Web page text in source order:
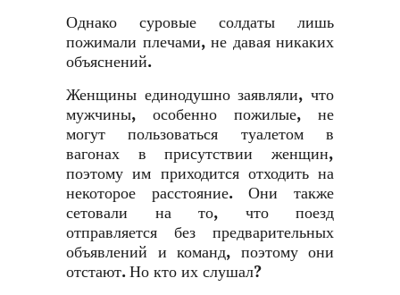
Однако суровые солдаты лишь
пожимали плечами, не давая никаких
объяснений.
Женщины единодушно заявляли, что
мужчины, особенно пожилые, не
могут пользоваться туалетом в
вагонах в присутствии женщин,
поэтому им приходится отходить на
некоторое расстояние. Они также
сетовали на то, что поезд
отправляется без предварительных
объявлений и команд, поэтому они
отстают. Но кто их слушал?